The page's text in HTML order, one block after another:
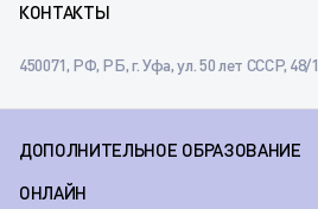
КОНТАКТЫ
450071, РФ, РБ, г. Уфа, ул. 50 лет СССР, 48/1
ДОПОЛНИТЕЛЬНОЕ ОБРАЗОВАНИЕ
ОНЛАЙН